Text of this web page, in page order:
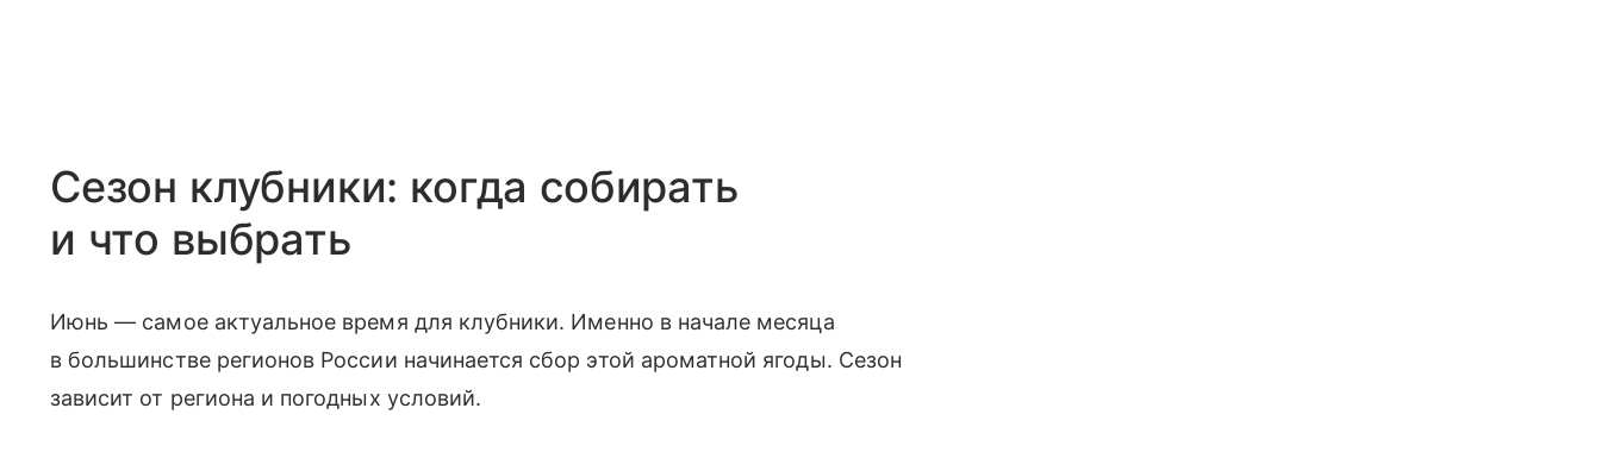
Сезон клубники: когда собирать
и что выбрать
Июнь — самое актуальное время для клубники. Именно в начале месяца
в большинстве регионов России начинается сбор этой ароматной ягоды. Сезон
зависит от региона и погодных условий.